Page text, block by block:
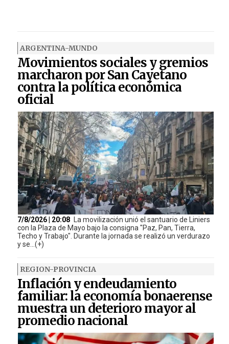
ARGENTINA-MUNDO
Movimientos sociales y gremios
marcharon por San Cayetano
contra la política económica
oficial
7/8/2026 | 20:08
La movilización unió el santuario de Liniers
con la Plaza de Mayo bajo la consigna "Paz, Pan, Tierra,
Techo y Trabajo". Durante la jornada se realizó un verdurazo
y se...(+)
REGION-PROVINCIA
Inflación y endeudamiento
familiar: la economía bonaerense
muestra un deterioro mayor al
promedio nacional